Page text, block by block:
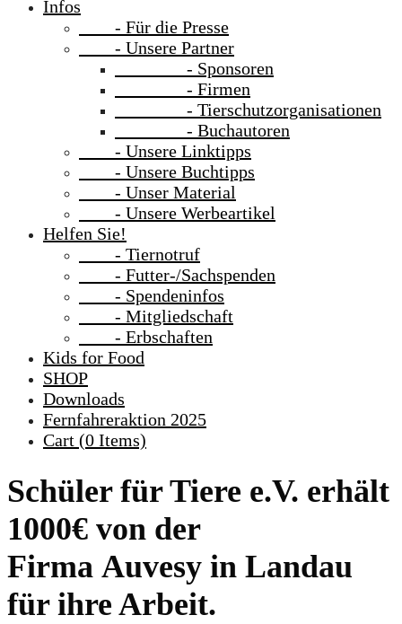
Infos
- Für die Presse
- Unsere Partner
- Sponsoren
- Firmen
- Tierschutzorganisationen
- Buchautoren
- Unsere Linktipps
- Unsere Buchtipps
- Unser Material
- Unsere Werbeartikel
Helfen Sie!
- Tiernotruf
- Futter-/Sachspenden
- Spendeninfos
- Mitgliedschaft
- Erbschaften
Kids for Food
SHOP
Downloads
Fernfahreraktion 2025
Cart (0 Items)
Schüler für Tiere e.V. erhält
1000€ von der
Firma Auvesy in Landau
für ihre Arbeit.